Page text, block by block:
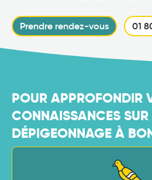
Prendre rendez-vous 01
POUR APPROFONDIR
CONNAISSANCES SUR
DÉPIGEONNAGE À